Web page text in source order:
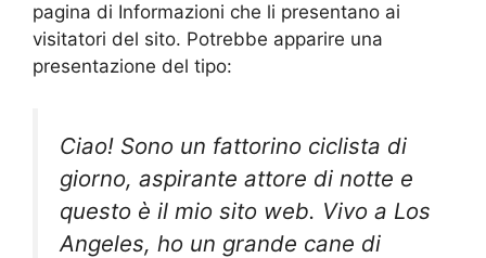
pagina di Informazioni che li presentano ai
visitatori del sito. Potrebbe apparire una
presentazione del tipo:
Ciao! Sono un fattorino ciclista di
giorno, aspirante attore di notte e
questo è il mio sito web. Vivo a Los
Angeles, ho un grande cane di